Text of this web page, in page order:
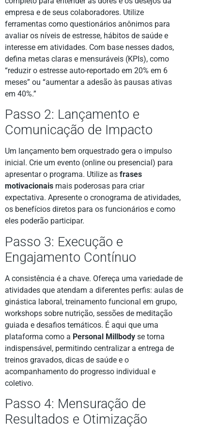
empresa e de seus colaboradores. Utilize
ferramentas como questionários anônimos para
avaliar os níveis de estresse, hábitos de saúde e
interesse em atividades. Com base nesses dados,
defina metas claras e mensuráveis (KPIs), como
“reduzir o estresse auto-reportado em 20% em 6
meses” ou “aumentar a adesão às pausas ativas
em 40%.”
Passo 2: Lançamento e
Comunicação de Impacto
Um lançamento bem orquestrado gera o impulso
inicial. Crie um evento (online ou presencial) para
apresentar o programa. Utilize as frases
motivacionais mais poderosas para criar
expectativa. Apresente o cronograma de atividades,
os benefícios diretos para os funcionários e como
eles poderão participar.
Passo 3: Execução e
Engajamento Contínuo
A consistência é a chave. Ofereça uma variedade de
atividades que atendam a diferentes perfis: aulas de
ginástica laboral, treinamento funcional em grupo,
workshops sobre nutrição, sessões de meditação
guiada e desafios temáticos. É aqui que uma
plataforma como a Personal Millbody se torna
indispensável, permitindo centralizar a entrega de
treinos gravados, dicas de saúde e o
acompanhamento do progresso individual e
coletivo.
Passo 4: Mensuração de
Resultados e Otimização